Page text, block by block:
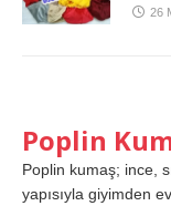
26
Poplin
Poplin kumaş; ince,
yapısıyla giyimden